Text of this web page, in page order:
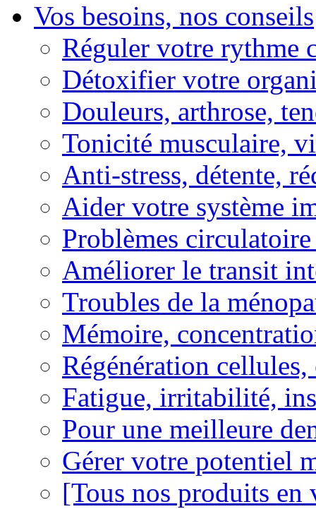
Vos besoins, nos conseils
Réguler votre rythme
Détoxifier votre
Douleurs, arthrose,
Tonicité musculaire,
Anti-stress, détente,
Aider votre système
Problèmes
Améliorer le transit
Troubles de la
Mémoire,
Régénération
Fatigue, irritabilité,
Pour une meilleure
Gérer votre potentiel
[Tous nos produits en